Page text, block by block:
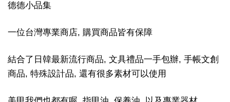
德德小品集
一位台灣專業商店, 購買商品皆有保障
結合了日韓最新流行商品, 文具禮品一手包辦, 手帳文創
商品, 特殊設計品, 還有很多素材可以使用